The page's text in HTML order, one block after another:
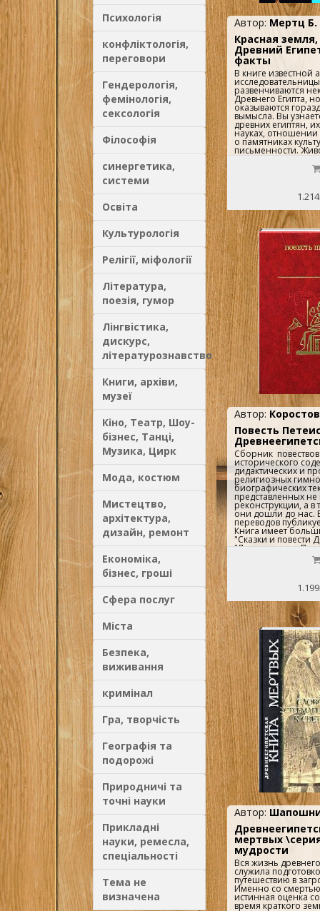
Психологія
конфліктологія,
переговори
Гендерологія,
фемінологія,
сексологія
Філософія
синергетика,
системи
Освіта
Культурологія
Релігії, міфології
Література,
поезія, гумор
Лінгвістика,
дискурс,
літературознавство
Книги, архіви,
музеї
Кіно, Театр, Шоу-
бізнес, Танці,
Музика, Цирк
Мода, костюм
Мистецтво,
архітектура,
дизайн, ремонт
Економіка,
бізнес, гроші
Сфера послуг
Міста
Безпека,
виживання
кримінал
Гра, творчість
Географія та
подорожі
Природничі та
точні науки
Прикладні
науки, ремесла,
спеціальності
Тема не
визначена
Автор: Мертц Б.
Красная
Древний
факты
В книге известной
развенчиваются
Древнего Египта,
оказываются
вымысла. Вы
древних египтян,
науках,
о памятниках
письменности.
повествования
древнейшего
даст
Автор:
Повесть
Сборник
исторического
дидактических и
религиозных
биографических
представленных не
реконструкции, а в
они дошли до нас.
переводов
Книга имеет
"Сказки и повести
"Литературных
невзирая на то,
на год
примечания
египтолога М.А.
Автор:
мертвых
мудрости
Вся жизнь
служила
путешествию в
Именно со
истинная оценка
время краткого